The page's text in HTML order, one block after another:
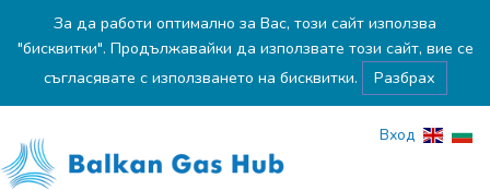
За да работи оптимално за Вас, този сайт използва
"бисквитки". Продължавайки да използвате този сайт, вие се
съгласявате с използването на бисквитки.
Разбрах
Вход